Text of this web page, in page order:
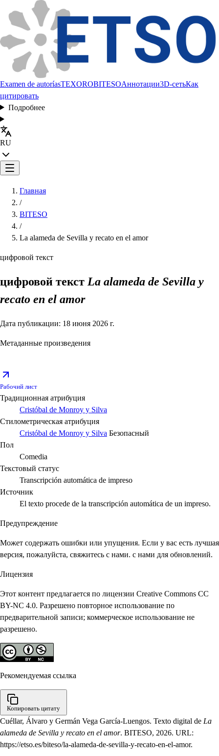
Examen de autoríasTEXOROBITESOАннотации3D-сетьКак
цитировать
Подробнее
RU
Главная
/
BITESO
/
La alameda de Sevilla y recato en el amor
цифровой текст
цифровой текст La alameda de Sevilla y
recato en el amor
Дата публикации: 18 июня 2026 г.
Метаданные произведения
Рабочий лист
Традиционная атрибуция
Cristóbal de Monroy y Silva
Стилометрическая атрибуция
Cristóbal de Monroy y Silva Безопасный
Пол
Comedia
Текстовый статус
Transcripción automática de impreso
Источник
El texto procede de la transcripción automática de un impreso.
Предупреждение
Может содержать ошибки или упущения. Если у вас есть лучшая
версия, пожалуйста, свяжитесь с нами. с нами для обновлений.
Лицензия
Этот контент предлагается по лицензии Creative Commons CC
BY-NC 4.0. Разрешено повторное использование по
предварительной записи; коммерческое использование не
разрешено.
Рекомендуемая ссылка
Копировать цитату
Cuéllar, Álvaro y Germán Vega García-Luengos. Texto digital de La
alameda de Sevilla y recato en el amor. BITESO, 2026. URL:
https://etso.es/biteso/la-alameda-de-sevilla-y-recato-en-el-amor.